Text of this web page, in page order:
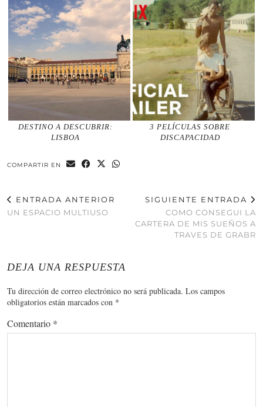
DESTINO A DESCUBRIR:
LISBOA
3 PELÍCULAS SOBRE
DISCAPACIDAD
COMPARTIR EN
ENTRADA ANTERIOR
UN ESPACIO MULTIUSO
SIGUIENTE ENTRADA
COMO CONSEGUI LA
CARTERA DE MIS SUEÑOS A
TRAVES DE GRABR
DEJA UNA RESPUESTA
Tu dirección de correo electrónico no será publicada. Los campos
obligatorios están marcados con *
Comentario *